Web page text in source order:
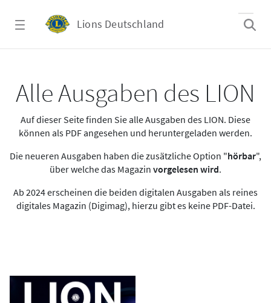
Lions Deutschland
Alle Ausgaben des LION
Auf dieser Seite finden Sie alle Ausgaben des LION. Diese
können als PDF angesehen und heruntergeladen werden.
Die neueren Ausgaben haben die zusätzliche Option "hörbar",
über welche das Magazin vorgelesen wird.
Ab 2024 erscheinen die beiden digitalen Ausgaben als reines
digitales Magazin (Digimag), hierzu gibt es keine PDF-Datei.